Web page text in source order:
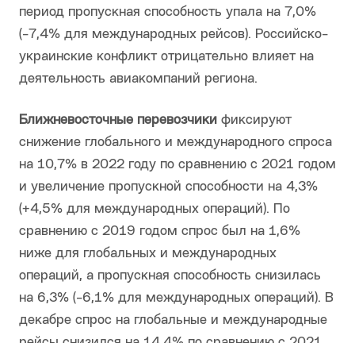
период пропускная способность упала на 7,0%
(-7,4% для международных рейсов). Российско-
украинские конфликт отрицательно влияет на
деятельность авиакомпаний региона.
Ближневосточные перевозчики фиксируют
снижение глобального и международного спроса
на 10,7% в 2022 году по сравнению с 2021 годом
и увеличение пропускной способности на 4,3%
(+4,5% для международных операций). По
сравнению с 2019 годом спрос был на 1,6%
ниже для глобальных и международных
операций, а пропускная способность снизилась
на 6,3% (-6,1% для международных операций). В
декабре спрос на глобальные и международные